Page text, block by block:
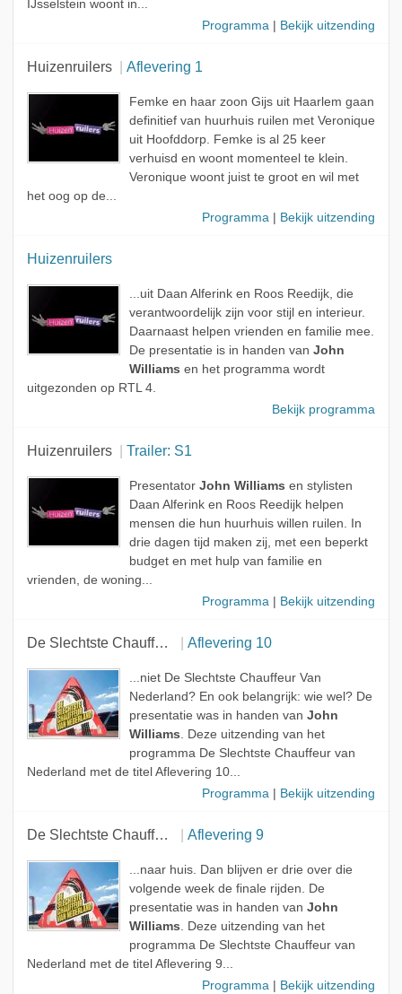
IJsselstein woont in...
Programma
Bekijk uitzending
Huizenruilers Aflevering 1
Femke en haar zoon Gijs uit Haarlem gaan
definitief van huurhuis ruilen met Veronique
uit Hoofddorp. Femke is al 25 keer
verhuisd en woont momenteel te klein.
Veronique woont juist te groot en wil met
het oog op de...
Programma
Bekijk uitzending
Huizenruilers
...uit Daan Alferink en Roos Reedijk, die
verantwoordelijk zijn voor stijl en interieur.
Daarnaast helpen vrienden en familie mee.
De presentatie is in handen van John
Williams en het programma wordt
uitgezonden op RTL 4.
Bekijk programma
Huizenruilers Trailer: S1
Presentator John Williams en stylisten
Daan Alferink en Roos Reedijk helpen
mensen die hun huurhuis willen ruilen. In
drie dagen tijd maken zij, met een beperkt
budget en met hulp van familie en
vrienden, de woning...
Programma
Bekijk uitzending
De Slechtste Chauffeur van Nederland Aflevering 10
...niet De Slechtste Chauffeur Van
Nederland? En ook belangrijk: wie wel? De
presentatie was in handen van John
Williams. Deze uitzending van het
programma De Slechtste Chauffeur van
Nederland met de titel Aflevering 10...
Programma
Bekijk uitzending
De Slechtste Chauffeur van Nederland Aflevering 9
...naar huis. Dan blijven er drie over die
volgende week de finale rijden. De
presentatie was in handen van John
Williams. Deze uitzending van het
programma De Slechtste Chauffeur van
Nederland met de titel Aflevering 9...
Programma
Bekijk uitzending